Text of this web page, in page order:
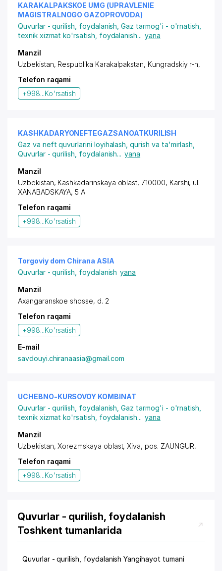
KARAKALPAKSKOE UMG (UPRAVLENIE
MAGISTRALNOGO GAZOPROVODA)
Quvurlar - qurilish, foydalanish ,Gaz tarmog'i - o'rnatish,
texnik xizmat ko'rsatish, foydalanish... yana
Manzil
Uzbekistan, Respublika Karakalpakstan, Kungradskiy r-n,
Telefon raqami
+998...Ko'rsatish
KASHKADARYONEFTEGAZSANOATKURILISH
Gaz va neft quvurlarini loyihalash, qurish va ta'mirlash
Quvurlar - qurilish, foydalanish... yana
Manzil
Uzbekistan, Kashkadarinskaya oblast, 710000, Karshi, ul.
XANABADSKAYA, 5 A
Telefon raqami
+998...Ko'rsatish
Torgoviy dom Chirana ASIA
Quvurlar - qurilish, foydalanish yana
Manzil
Axangaranskoe shosse, d. 2
Telefon raqami
+998...Ko'rsatish
E-mail
savdouyi.chiranaasia@gmail.com
UCHEBNO-KURSOVOY KOMBINAT
Quvurlar - qurilish, foydalanish ,Gaz tarmog'i - o'rnatish,
texnik xizmat ko'rsatish, foydalanish... yana
Manzil
Uzbekistan, Xorezmskaya oblast, Xiva, pos. ZAUNGUR,
Telefon raqami
+998...Ko'rsatish
Quvurlar - qurilish, foydalanish
Toshkent tumanlarida
Quvurlar - qurilish, foydalanish Yangihayot tumani